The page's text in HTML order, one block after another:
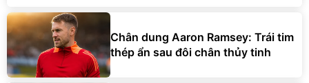
Chân dung Aaron Ramsey: Trái tim
thép ẩn sau đôi chân thủy tinh